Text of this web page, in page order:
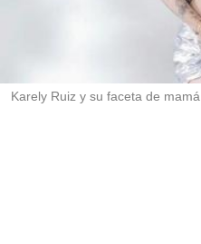
Karely Ruiz y su faceta de